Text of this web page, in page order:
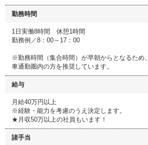
勤務時間
1日実働8時間 休憩1時間
勤務例／8：00～17：00
※勤務時間（集合時間）が早朝からとなるため、
車通勤圏内の方を推奨しています。
給与
月給40万円以上
※経験・能力を考慮のうえ決定します。
★月収50万以上の社員もいます！
諸手当